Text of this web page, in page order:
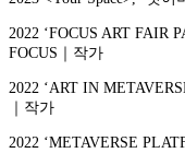
2022 ‘FOCUS ART FAIR
FOCUS｜작가
2022 ‘ART IN
｜작가
2022 ‘METAVERSE